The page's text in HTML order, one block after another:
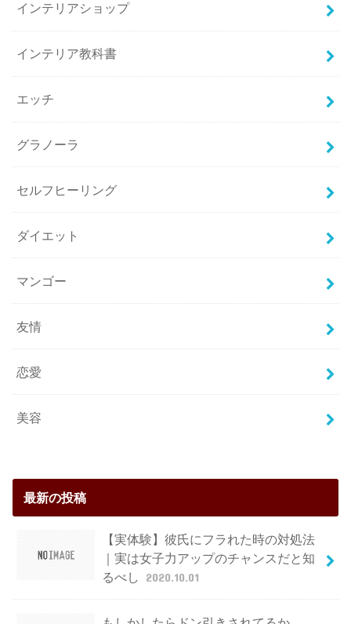
インテリアショップ
インテリア教科書
エッチ
グラノーラ
セルフヒーリング
ダイエット
マンゴー
友情
恋愛
美容
最新の投稿
【実体験】彼氏にフラれた時の対処法
｜実は女子力アップのチャンスだと知
るべし
2020.10.01